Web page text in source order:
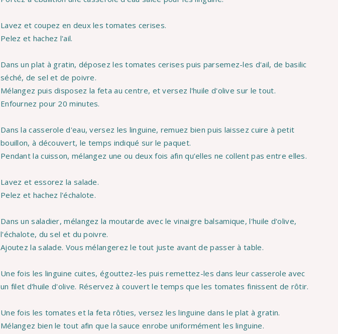
Lavez et coupez en deux les tomates cerises.
Pelez et hachez l'ail.
Dans un plat à gratin, déposez les tomates cerises puis parsemez-les d'ail, de basilic
séché, de sel et de poivre.
Mélangez puis disposez la feta au centre, et versez l'huile d'olive sur le tout.
Enfournez pour 20 minutes.
Dans la casserole d'eau, versez les linguine, remuez bien puis laissez cuire à petit
bouillon, à découvert, le temps indiqué sur le paquet.
Pendant la cuisson, mélangez une ou deux fois afin qu’elles ne collent pas entre elles.
Lavez et essorez la salade.
Pelez et hachez l'échalote.
Dans un saladier, mélangez la moutarde avec le vinaigre balsamique, l'huile d'olive,
l'échalote, du sel et du poivre.
Ajoutez la salade. Vous mélangerez le tout juste avant de passer à table.
Une fois les linguine cuites, égouttez-les puis remettez-les dans leur casserole avec
un filet d'huile d'olive. Réservez à couvert le temps que les tomates finissent de rôtir.
Une fois les tomates et la feta rôties, versez les linguine dans le plat à gratin.
Mélangez bien le tout afin que la sauce enrobe uniformément les linguine.